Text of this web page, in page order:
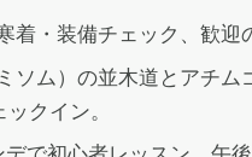
・装備チェック、歓
ソム）の並木道とアチ
クイン。